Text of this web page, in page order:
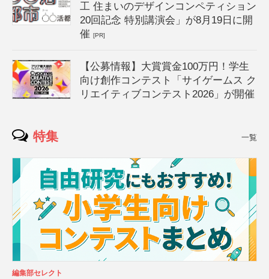
工 住まいのデザインコンペティション
20回記念 特別講演会」が8月19日に開
催[PR]
【公募情報】大賞賞金100万円！学生
向け創作コンテスト「サイゲームス ク
リエイティブコンテスト2026」が開催
特集 一覧
編集部セレクト